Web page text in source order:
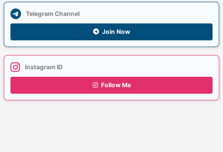
Telegram Channel
Join Now
Instagram ID
Follow Me